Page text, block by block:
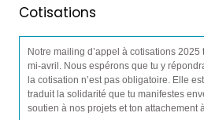
Cotisations
Notre mailing d’appel à cotisations
mi-avril. Nous espérons que tu y
la cotisation n’est pas obligatoire. Elle
traduit la solidarité que tu manifestes
soutien à nos projets et ton